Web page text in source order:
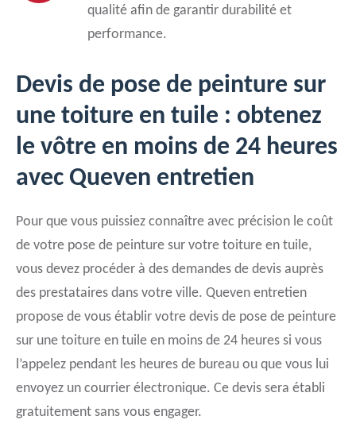
qualité afin de garantir durabilité et
performance.
Devis de pose de peinture sur
une toiture en tuile : obtenez
le vôtre en moins de 24 heures
avec Queven entretien
Pour que vous puissiez connaître avec précision le coût
de votre pose de peinture sur votre toiture en tuile,
vous devez procéder à des demandes de devis auprès
des prestataires dans votre ville. Queven entretien
propose de vous établir votre devis de pose de peinture
sur une toiture en tuile en moins de 24 heures si vous
l’appelez pendant les heures de bureau ou que vous lui
envoyez un courrier électronique. Ce devis sera établi
gratuitement sans vous engager.